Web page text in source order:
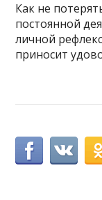
Как не
постоянной
личной
приносит